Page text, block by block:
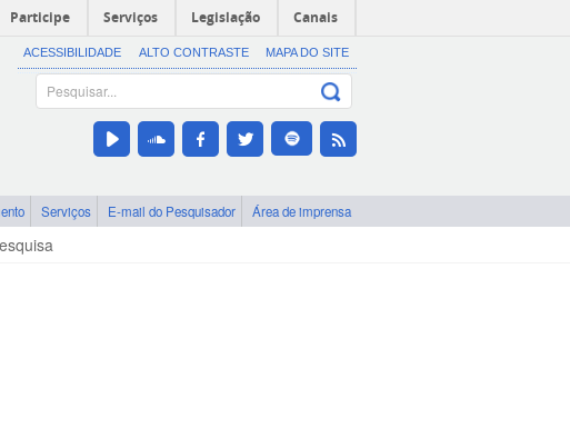
Participe Serviços Legislação Canais
ACESSIBILIDADE ALTO CONTRASTE MAPA DO SITE
Serviços E-mail do Pesquisador Área de imprensa